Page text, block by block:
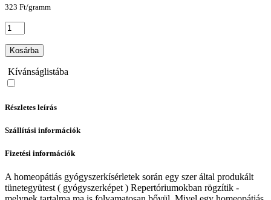
323 Ft/gramm
Kosárba
Kívánságlistába
Részletes leírás
Szállítási információk
Fizetési információk
A homeopátiás gyógyszerkísérletek során egy szer által produkált
tünetegyütest ( gyógyszerképet ) Repertóriumokban rögzítik -